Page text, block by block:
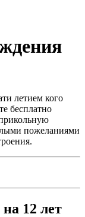
летием кого
бесплатно
пожеланиями
12 лет